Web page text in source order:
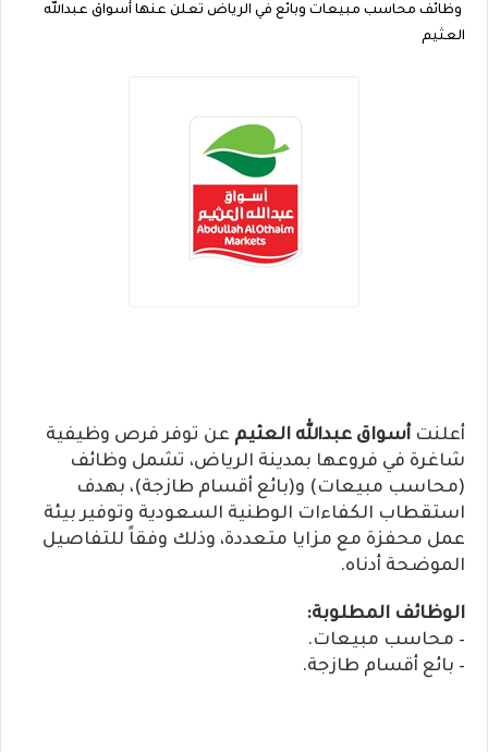
وظائف محاسب مبيعات وبائع في الرياض تعلن عنها أسواق عبدالله
العثيم
أعلنت أسواق عبدالله العثيم عن توفر فرص وظيفية
شاغرة في فروعها بمدينة الرياض، تشمل وظائف
(محاسب مبيعات) و(بائع أقسام طازجة)، بهدف
استقطاب الكفاءات الوطنية السعودية وتوفير بيئة
عمل محفزة مع مزايا متعددة، وذلك وفقاً للتفاصيل
الموضحة أدناه.
الوظائف المطلوبة:
– محاسب مبيعات.
– بائع أقسام طازجة.